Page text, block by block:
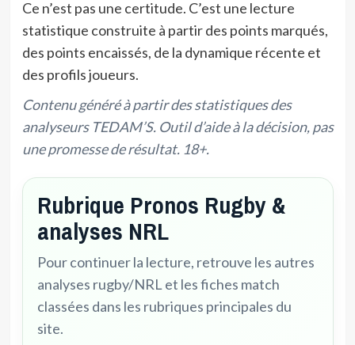
Ce n’est pas une certitude. C’est une lecture
statistique construite à partir des points marqués,
des points encaissés, de la dynamique récente et
des profils joueurs.
Contenu généré à partir des statistiques des
analyseurs TEDAM’S. Outil d’aide à la décision, pas
une promesse de résultat. 18+.
Rubrique Pronos Rugby &
analyses NRL
Pour continuer la lecture, retrouve les autres
analyses rugby/NRL et les fiches match
classées dans les rubriques principales du
site.